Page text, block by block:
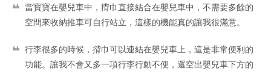
當寶寶在嬰兒車中，揹巾直接結合在嬰兒車中，不需要多餘的
空間來收納推車可自行站立，這樣的機能真的讓我很滿意。
行李很多的時候，揹巾可以連結在嬰兒車上，這是非常便利的
功能。讓我不會又多一項行李行動不便，還空出嬰兒車下方的